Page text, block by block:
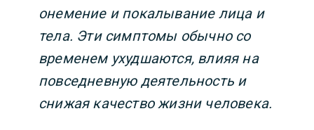
онемение и покалывание лица и
тела. Эти симптомы обычно со
временем ухудшаются, влияя на
повседневную деятельность и
снижая качество жизни человека.